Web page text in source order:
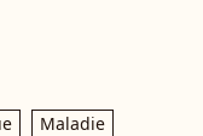
Maladie